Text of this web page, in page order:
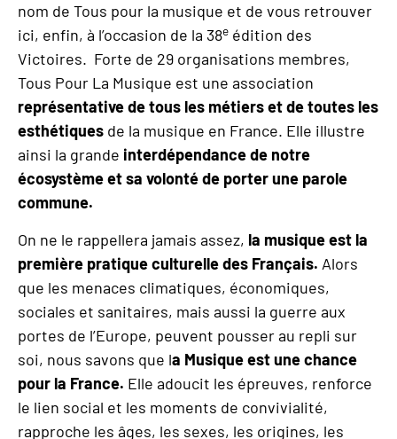
nom de Tous pour la musique et de vous retrouver
ici, enfin, à l’occasion de la 38e édition des
Victoires. Forte de 29 organisations membres,
Tous Pour La Musique est une association
représentative de tous les métiers et de toutes les
esthétiques de la musique en France. Elle illustre
ainsi la grande interdépendance de notre
écosystème et sa volonté de porter une parole
commune.
On ne le rappellera jamais assez, la musique est la
première pratique culturelle des Français. Alors
que les menaces climatiques, économiques,
sociales et sanitaires, mais aussi la guerre aux
portes de l’Europe, peuvent pousser au repli sur
soi, nous savons que la Musique est une chance
pour la France. Elle adoucit les épreuves, renforce
le lien social et les moments de convivialité,
rapproche les âges, les sexes, les origines, les